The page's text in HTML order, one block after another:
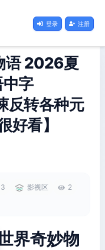
登录 注册
语 2026夏
字
反转各种元
好看】
影视区
2
界奇妙物